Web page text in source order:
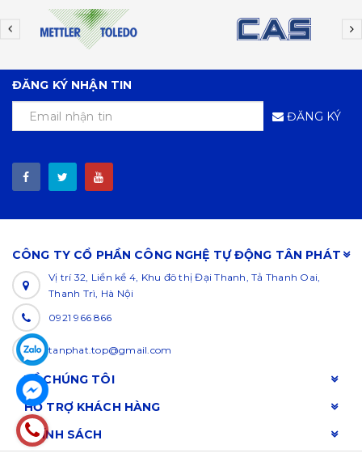
ĐĂNG KÝ NHẬN TIN
ĐĂNG KÝ
CÔNG TY CỔ PHẦN CÔNG NGHỆ TỰ ĐỘNG TÂN PHÁT
Vị trí 32, Liền kề 4, Khu đô thị Đại Thanh, Tả Thanh Oai,
Thanh Trì, Hà Nội
0921 966 866
tanphat.top@gmail.com
VỀ CHÚNG TÔI
HỖ TRỢ KHÁCH HÀNG
CHÍNH SÁCH